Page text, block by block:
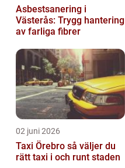
Asbestsanering i
Västerås: Trygg hantering
av farliga fibrer
02 juni 2026
Taxi Örebro så väljer du
rätt taxi i och runt staden